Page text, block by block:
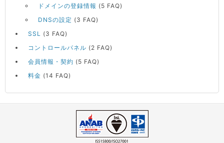
ドメインの登録情報 (5 FAQ)
DNSの設定 (3 FAQ)
SSL
(3 FAQ)
コントロールパネル (2 FAQ)
会員情報・契約 (5 FAQ)
料金 (14 FAQ)